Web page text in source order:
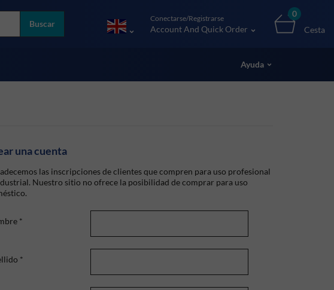
Buscar
Conectarse/Registrarse
Account And Quick Order
0
Cesta
Ayuda
una cuenta
las inscripciones de clientes que compren para uso profesional
Nuestro sitio no ofrece la posibilidad de comprar para uso
*
*